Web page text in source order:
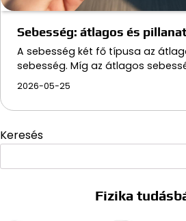
Sebesség: átlagos és
A sebesség két fő típusa az
sebesség. Míg az átlagos
2026-05-25
Keresés
Fizika